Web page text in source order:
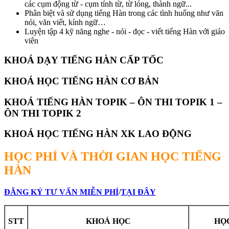
các cụm động từ - cụm tính từ, từ lóng, thành ngữ...
Phân biệt và sử dụng tiếng Hàn trong các tình huống như văn
nói, văn viết, kính ngữ…
Luyện tập 4 kỹ năng nghe - nói - đọc - viết tiếng Hàn với giáo
viên
KHOÁ DẠY TIẾNG HÀN CẤP TỐC
KHOÁ HỌC TIẾNG HÀN CƠ BẢN
KHOÁ TIẾNG HÀN TOPIK – ÔN THI TOPIK 1 –
ÔN THI TOPIK 2
KHOÁ HỌC TIẾNG HÀN XK LAO ĐỘNG
HỌC PHÍ VÀ THỜI GIAN HỌC TIẾNG
HÀN
ĐĂNG KÝ TƯ VẤN MIỄN PHÍ/TẠI ĐÂY
STT KHOÁ HỌC